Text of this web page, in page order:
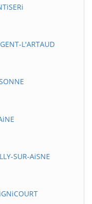
L'ARTAUD
SUR-AiSNE